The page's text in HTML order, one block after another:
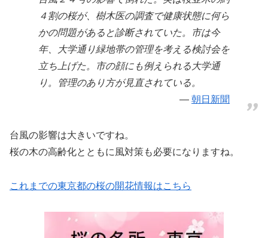
４割の桜が、樹木医の調査で健康状態に何ら
かの問題があると診断されていた。市は今
年、大学通り緑地帯の管理を考える検討会を
立ち上げた。市の顔にも例えられる大学通
り。管理のあり方が見直されている。
朝日新聞
台風の影響は大きいですね。
桜の木の高齢化とともに風対策も必要になりますね。
これまでの東京都の桜の開花情報はこちら